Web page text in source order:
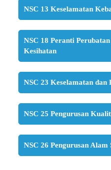
NSC 13 Keselamatan
NSC 18 Peranti
Kesihatan
NSC 23 Keselamatan dan
NSC 25 Pengurusan
NSC 26 Pengurusan Alam